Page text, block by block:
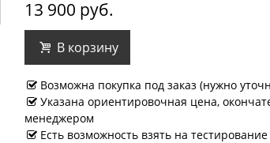
13 900 руб.
В корзину
Возможна покупка под заказ (нужно
Указана ориентировочная цена,
менеджером
Есть возможность взять на тестирование